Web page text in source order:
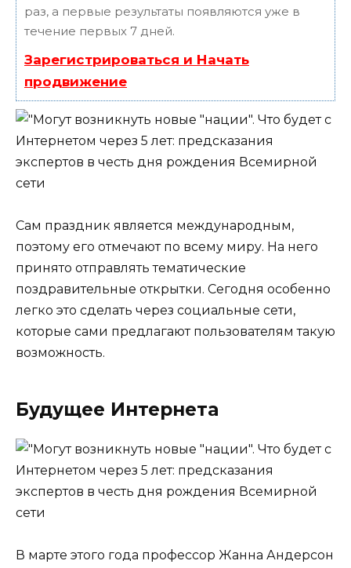
раз, а первые результаты появляются уже в
течение первых 7 дней.
Зарегистрироваться и Начать
продвижение
Сам праздник является международным,
поэтому его отмечают по всему миру. На него
принято отправлять тематические
поздравительные открытки. Сегодня особенно
легко это сделать через социальные сети,
которые сами предлагают пользователям такую
возможность.
Будущее Интернета
В марте этого года профессор Жанна Андерсон